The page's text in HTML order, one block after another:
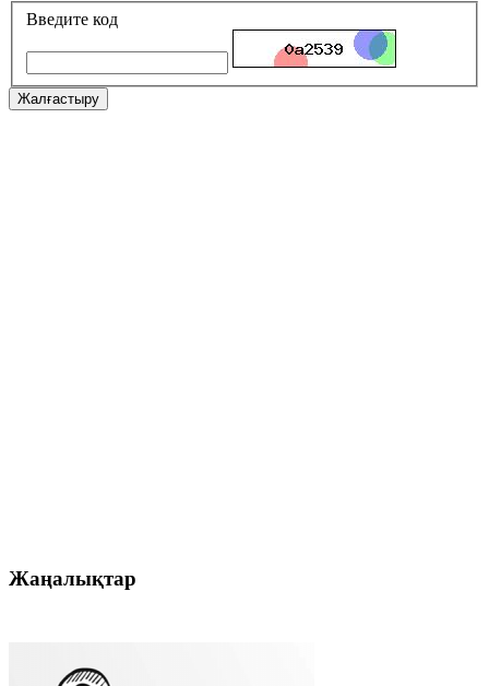
Введите код
Жалғастыру
Жаңалықтар